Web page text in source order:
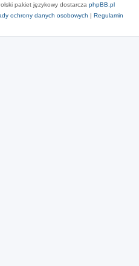
pakiet językowy dostarcza phpBB.pl
ochrony danych osobowych | Regulamin